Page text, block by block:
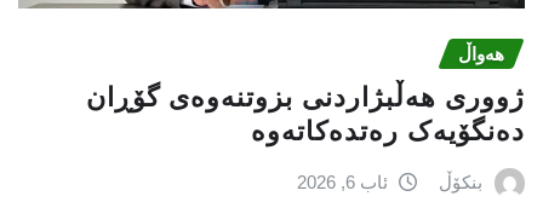
هەواڵ
ژووری هەڵبژاردنی بزوتنەوەى گۆڕان
دەنگۆیەک رەتدەکاتەوە
بنکۆڵ ئاب 6, 2026